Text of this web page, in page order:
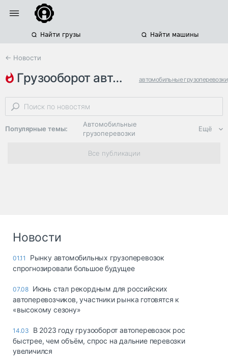
Найти грузы Найти машины
← Новости
грузооборот автомобильного тр… автомобильные грузоперевозки
объем грузоперевозок статистика
Популярные темы:
Автомобильные
грузоперевозки
Региональная
логистика
опасные грузы
страхование
грузовые
терминалы
Ещё
Все публикации
Новости
01.11
Рынку автомобильных грузоперевозок
спрогнозировали большое будущее
07.08 Июнь стал рекордным для российских
автоперевозчиков, участники рынка готовятся к
«высокому сезону»
14.03
В 2023 году грузооборот автоперевозок рос
быстрее, чем объём, спрос на дальние перевозки
увеличился